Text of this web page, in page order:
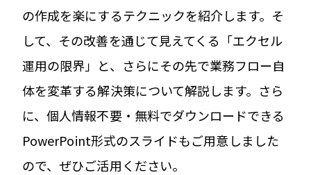
の作成を楽にするテクニックを紹介します。そ
して、その改善を通じて見えてくる「エクセル
運用の限界」と、さらにその先で業務フロー自
体を変革する解決策について解説します。さら
に、個人情報不要・無料でダウンロードできる
PowerPoint形式のスライドもご用意しました
ので、ぜひご活用ください。